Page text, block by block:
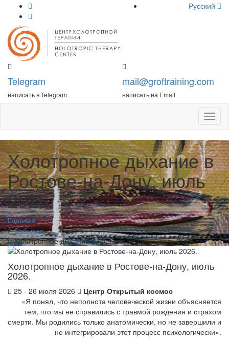
Русский
Telegram
написать в Telegram
mail@groftraining.com
написать на Email
меню
Холотропное дыхание в
Ростове-на-Дону, июль
2026.
Главная
События
Холотропное дыхание в Ростове-на-Дону, июль 2026.
Холотропное дыхание в Ростове-на-Дону, июль
2026.
25 - 26 июля 2026
Центр Открытый космос
«Я понял, что неполнота человеческой жизни объясняется
тем, что мы не справились с травмой рождения и страхом
смерти. Мы родились только анатомически, но не завершили и
не интегрировали этот процесс психологически».